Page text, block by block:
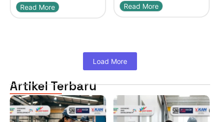
Read More
Read More
Load More
Artikel Terbaru